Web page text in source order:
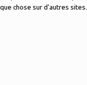
chose sur d'autres sites.